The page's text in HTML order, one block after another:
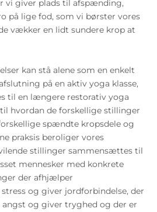
vi giver plads til afspænding,
på lige fod, som vi børster vores
vækker en lidt sundere krop at
kan stå alene som en enkelt
på en aktiv yoga klasse,
til en længere restorativ yoga
til hvordan de forskellige stillinger
spændte kropsdele og
praksis beroliger vores
stillinger sammensættes til
mennesker med konkrete
der afhjælper
og giver jordforbindelse, der
og giver tryghed og der er